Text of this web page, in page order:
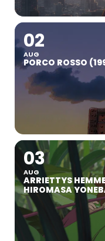
02
AUG
PORCO ROSSO
03
AUG
ARRIETTYS
HIROMASA